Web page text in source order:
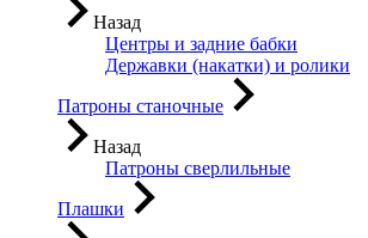
Назад
Центры и задние бабки
Державки (накатки) и ролики
Патроны станочные
Назад
Патроны сверлильные
Плашки